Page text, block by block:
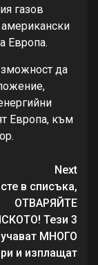
газов
Европа.
да
Европа, към
Next
в списъка,
ОТВАРЯЙТЕ
Тези 3
МНОГО
и изплащат